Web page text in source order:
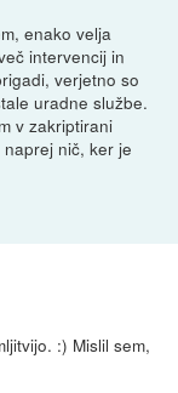
enako velja
intervencij in
verjetno so
uradne službe.
v zakriptirani
nič, ker je
:) Mislil sem,